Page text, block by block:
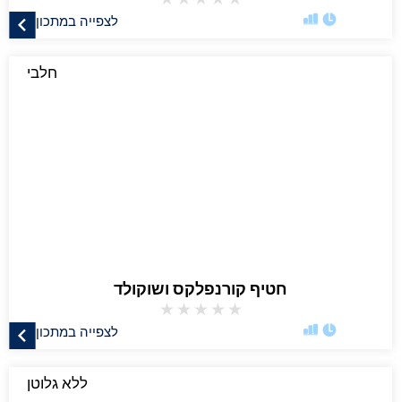
לצפייה במתכון
חלבי
חטיף קורנפלקס ושוקולד
★
★
★
★
★
לצפייה במתכון
ללא גלוטן